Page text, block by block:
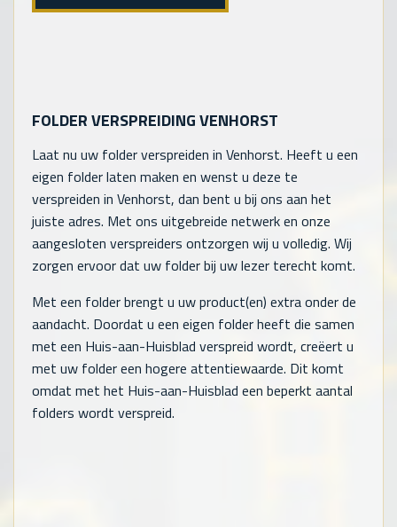
FOLDER VERSPREIDING VENHORST
Laat nu uw folder verspreiden in Venhorst. Heeft u een
eigen folder laten maken en wenst u deze te
verspreiden in Venhorst, dan bent u bij ons aan het
juiste adres. Met ons uitgebreide netwerk en onze
aangesloten verspreiders ontzorgen wij u volledig. Wij
zorgen ervoor dat uw folder bij uw lezer terecht komt.
Met een folder brengt u uw product(en) extra onder de
aandacht. Doordat u een eigen folder heeft die samen
met een Huis-aan-Huisblad verspreid wordt, creëert u
met uw folder een hogere attentiewaarde. Dit komt
omdat met het Huis-aan-Huisblad een beperkt aantal
folders wordt verspreid.